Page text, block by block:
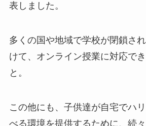
表しました。
多くの国や地域で学校が閉鎖さ
けて、オンライン授業に対応で
と。
この他にも、子供達が自宅でハ
べる環境を提供するために、続